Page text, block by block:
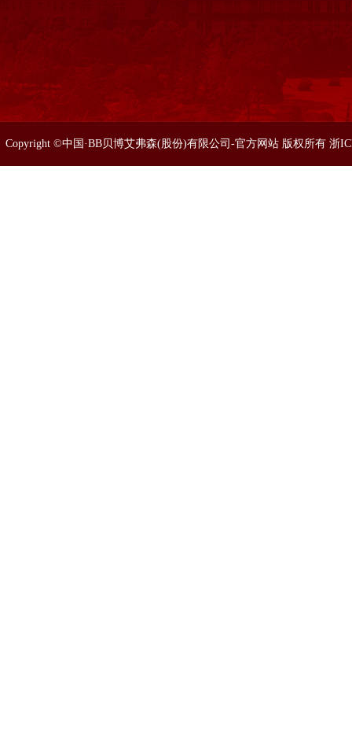
Copyright ©中国·BB贝博艾弗森(股份)有限公司-官方网站 版权所有 浙